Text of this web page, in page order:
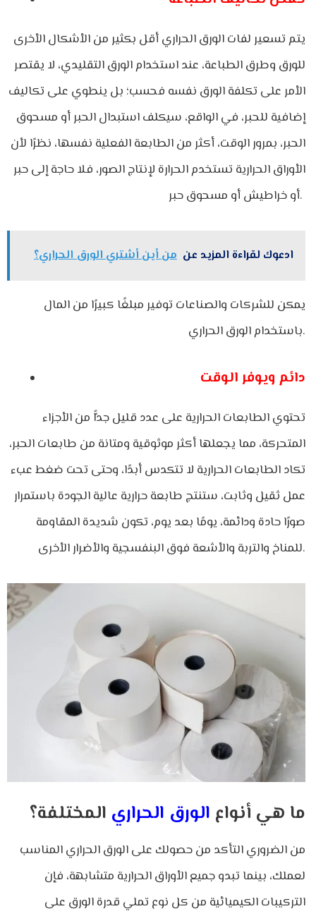
يتم تسعير لفات الورق الحراري أقل بكثير من الأشكال الأخرى
للورق وطرق الطباعة، عند استخدام الورق التقليدي، لا يقتصر
الأمر على تكلفة الورق نفسه فحسب؛ بل ينطوي على تكاليف
إضافية للحبر، في الواقع، سيكلف استبدال الحبر أو مسحوق
الحبر، بمرور الوقت، أكثر من الطابعة الفعلية نفسها، نظرًا لأن
الأوراق الحرارية تستخدم الحرارة لإنتاج الصور، فلا حاجة إلى حبر
أو خراطيش أو مسحوق حبر.
ادعوك لقراءة المزيد عن من أين أشتري الورق الحراري؟
يمكن للشركات والصناعات توفير مبلغًا كبيرًا من المال
باستخدام الورق الحراري.
دائم ويوفر الوقت
تحتوي الطابعات الحرارية على عدد قليل جدًّا من الأجزاء
المتحركة، مما يجعلها أكثر موثوقية ومتانة من طابعات الحبر،
تكاد الطابعات الحرارية لا تتكدس أبدًا، وحتى تحت ضغط عبء
عمل ثقيل وثابت، ستنتج طابعة حرارية عالية الجودة باستمرار
صورًا حادة ودائمة، يومًا بعد يوم، تكون شديدة المقاومة
للمناخ والتربة والأشعة فوق البنفسجية والأضرار الأخرى.
ما هي أنواع الورق الحراري المختلفة؟
من الضروري التأكد من حصولك على الورق الحراري المناسب
لعملك، بينما تبدو جميع الأوراق الحرارية متشابهة، فإن
التركيبات الكيميائية من كل نوع تملي قدرة الورق على